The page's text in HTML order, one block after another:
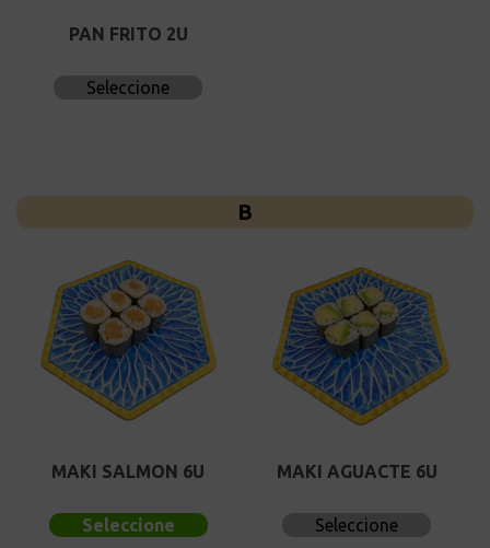
PAN FRITO 2U
Seleccione
B
MAKI SALMON 6U
Seleccione
MAKI AGUACTE 6U
Seleccione